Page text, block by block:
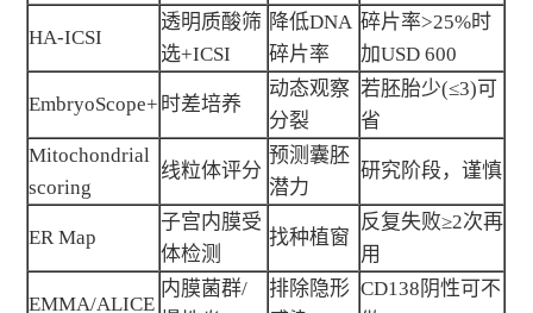
HA-ICSI
透明质酸筛
选+ICSI
降低DNA
碎片率
碎片率>25%时
加USD 600
EmbryoScope+ 时差培养
动态观察
分裂
若胚胎少(≤3)可
省
Mitochondrial
scoring
线粒体评分
预测囊胚
潜力
研究阶段，谨慎
ER Map
子宫内膜受
体检测
找种植窗
反复失败≥2次再
用
EMMA/ALICE
内膜菌群/
排除隐形 CD138阴性可不